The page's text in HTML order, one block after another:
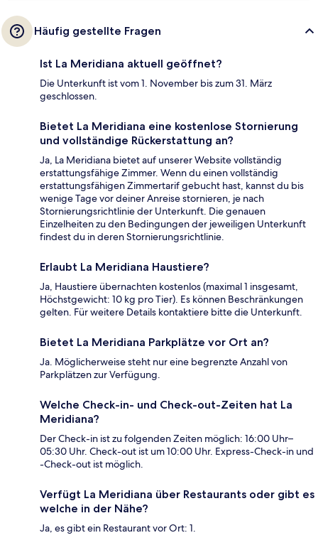
Häufig gestellte Fragen
Ist La Meridiana aktuell geöffnet?
Die Unterkunft ist vom 1. November bis zum 31. März
geschlossen.
Bietet La Meridiana eine kostenlose Stornierung
und vollständige Rückerstattung an?
Ja, La Meridiana bietet auf unserer Website vollständig
erstattungsfähige Zimmer. Wenn du einen vollständig
erstattungsfähigen Zimmertarif gebucht hast, kannst du bis
wenige Tage vor deiner Anreise stornieren, je nach
Stornierungsrichtlinie der Unterkunft. Die genauen
Einzelheiten zu den Bedingungen der jeweiligen Unterkunft
findest du in deren Stornierungsrichtlinie.
Erlaubt La Meridiana Haustiere?
Ja, Haustiere übernachten kostenlos (maximal 1 insgesamt,
Höchstgewicht: 10 kg pro Tier). Es können Beschränkungen
gelten. Für weitere Details kontaktiere bitte die Unterkunft.
Bietet La Meridiana Parkplätze vor Ort an?
Ja. Möglicherweise steht nur eine begrenzte Anzahl von
Parkplätzen zur Verfügung.
Welche Check-in- und Check-out-Zeiten hat La
Meridiana?
Der Check-in ist zu folgenden Zeiten möglich: 16:00 Uhr–
05:30 Uhr. Check-out ist um 10:00 Uhr. Express-Check-in und
-Check-out ist möglich.
Verfügt La Meridiana über Restaurants oder gibt es
welche in der Nähe?
Ja, es gibt ein Restaurant vor Ort: 1.